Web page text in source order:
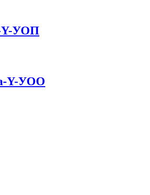
Y-УОП
Y-УОО